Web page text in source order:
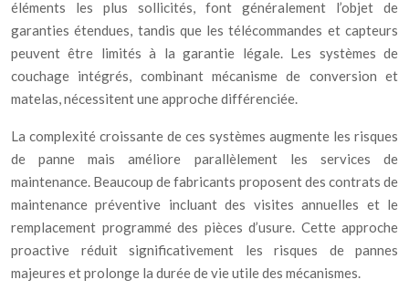
éléments les plus sollicités, font généralement l’objet de
garanties étendues, tandis que les télécommandes et capteurs
peuvent être limités à la garantie légale. Les systèmes de
couchage intégrés, combinant mécanisme de conversion et
matelas, nécessitent une approche différenciée.
La complexité croissante de ces systèmes augmente les risques
de panne mais améliore parallèlement les services de
maintenance. Beaucoup de fabricants proposent des contrats de
maintenance préventive incluant des visites annuelles et le
remplacement programmé des pièces d’usure. Cette approche
proactive réduit significativement les risques de pannes
majeures et prolonge la durée de vie utile des mécanismes.